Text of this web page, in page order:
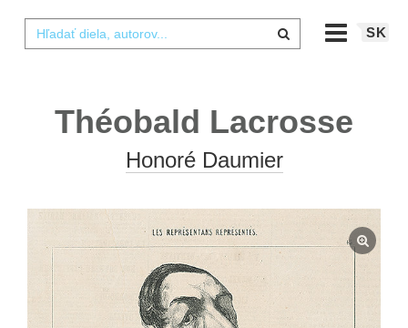
SK
Théobald Lacrosse
Honoré Daumier